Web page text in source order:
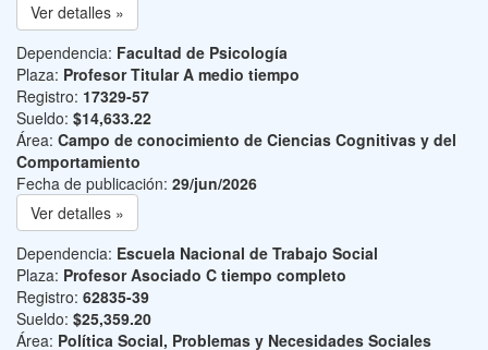
Ver detalles »
Dependencia: Facultad de Psicología
Plaza: Profesor Titular A medio tiempo
Registro: 17329-57
Sueldo: $14,633.22
Área: Campo de conocimiento de Ciencias Cognitivas y del
Comportamiento
Fecha de publicación: 29/jun/2026
Ver detalles »
Dependencia: Escuela Nacional de Trabajo Social
Plaza: Profesor Asociado C tiempo completo
Registro: 62835-39
Sueldo: $25,359.20
Área: Política Social, Problemas y Necesidades Sociales